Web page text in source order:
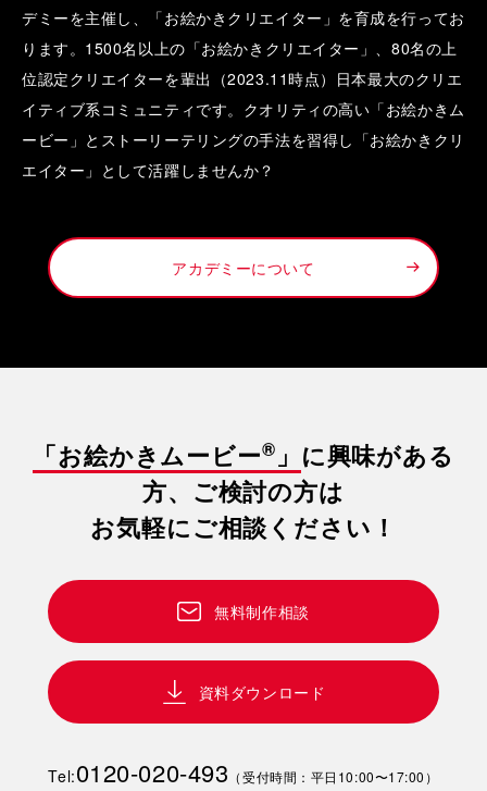
デミーを主催し、「お絵かきクリエイター」を育成を行ってお
ります。1500名以上の「お絵かきクリエイター」、80名の上
位認定クリエイターを輩出（2023.11時点）日本最大のクリエ
イティブ系コミュニティです。クオリティの高い「お絵かきム
ービー」とストーリーテリングの手法を習得し「お絵かきクリ
エイター」として活躍しませんか？
アカデミーについて
「お絵かきムービー® 」 に興味がある
方、ご検討の方は
お気軽にご相談ください！
無料制作相談
資料ダウンロード
Tel:0120-020-493 （受付時間：平日10:00〜17:00）